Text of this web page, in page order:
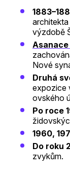
výzdobě
Nové
Druhá
expozice
ovského
Po roce
1960,
Do roku
zvykům.